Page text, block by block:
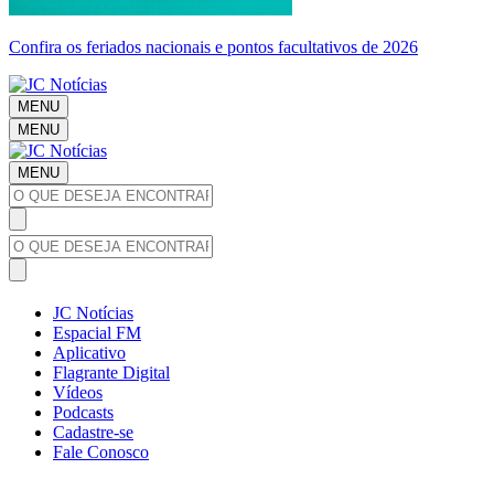
Confira os feriados nacionais e pontos facultativos de 2026
MENU
MENU
MENU
JC Notícias
Espacial FM
Aplicativo
Flagrante Digital
Vídeos
Podcasts
Cadastre-se
Fale Conosco